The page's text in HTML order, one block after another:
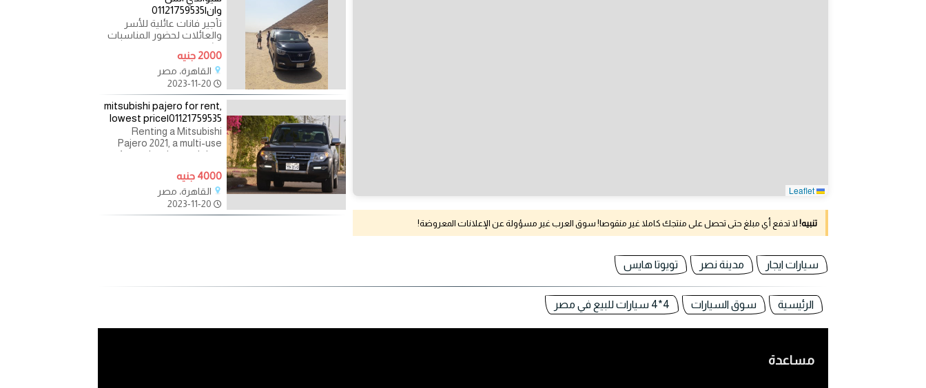
تنبيه! لا تدفع أي مبلغ حتى تحصل على منتجك كاملا غير منقوصا! سوق العرب غير مسؤولة عن الإعلانات المعروضة!
سيارات ايجار مدينة نصر تويوتا هايس
وان|01121759535
تأجير فانات عائلية للأسر
والعائلات لحضور المناسبات
الشخصية و حفلات الزفاف
والافراح وعمل جولات
2000 جنيه
القاهرة، مصر
2023-11-20
mitsubishi pajero for rent,
lowest price|01121759535
Renting a Mitsubishi
Pajero 2021, a multi-use
four-wheeler, and thus
tourism, travel Open
diaries in Egypt - renting to
companies and
businessmen,
4000 جنيه
القاهرة، مصر
2023-11-20
الرئيسية سوق السيارات 4*4 سيارات للبيع في مصر
مساعدة